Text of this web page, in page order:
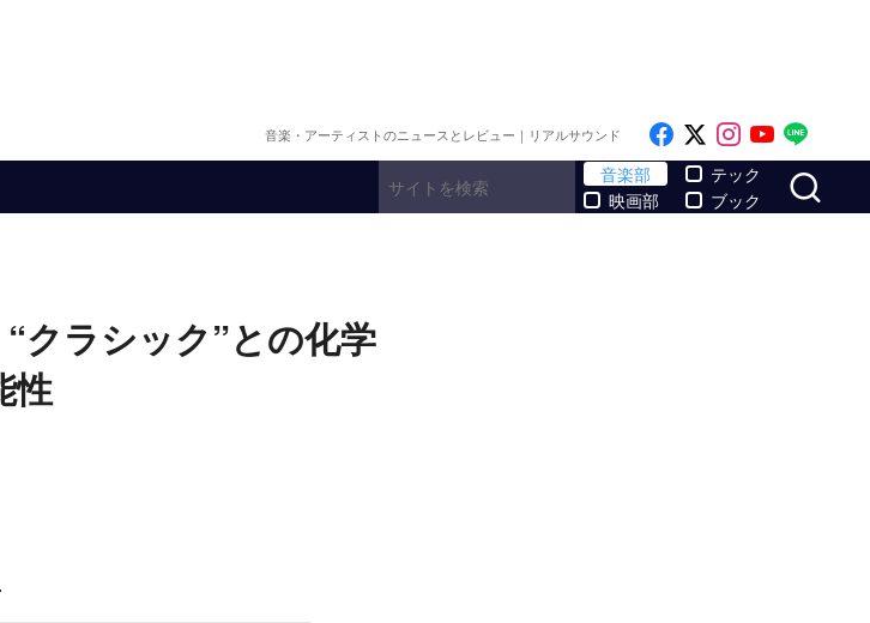
音楽・アーティストのニュースとレビュー｜リアルサウンド Like on Facebook
Follow on x
Follow on
Follow
音楽部
映画部
テック
ブック
クラシック”との化学
性